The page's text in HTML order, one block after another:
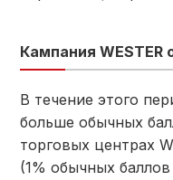
Кампания WESTER
В течение этого
больше обычных
торговых центрах
(1% обычных